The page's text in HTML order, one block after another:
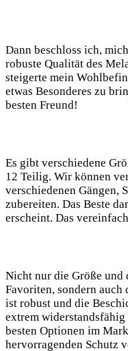
Dann beschloss ‌ich,
robuste Qualität ⁤des
steigerte mein
etwas‍ Besonderes zu
besten Freund!
Es gibt verschiedene
12 Teilig. Wir können
verschiedenen Gängen,
zubereiten. Das Beste
erscheint. Das
Nicht ‌nur die Größe und
‌Favoriten, ​sondern
​ist robust und ‍die
extrem
besten ‍Optionen im
hervorragenden Schutz